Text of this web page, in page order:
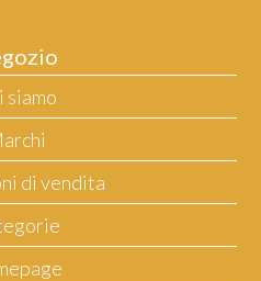
siamo
di vendita